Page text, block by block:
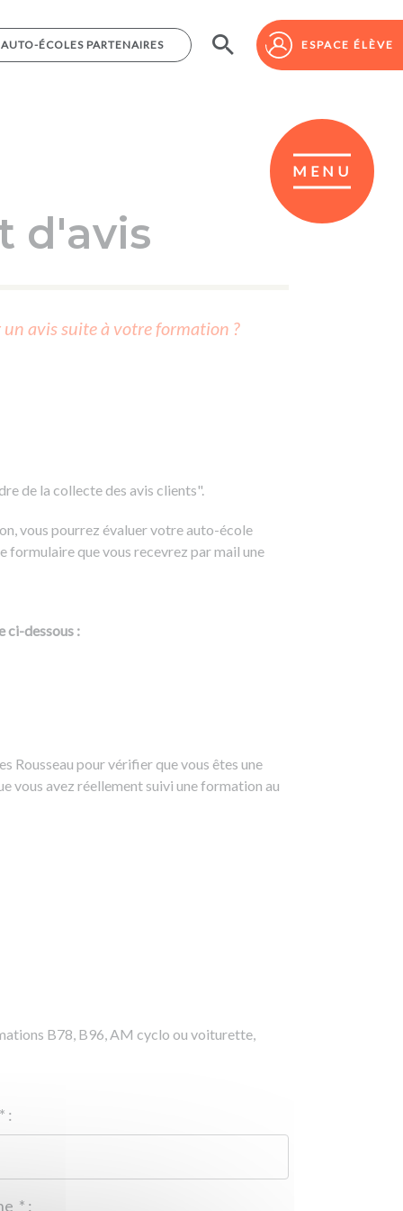
AUTO-ÉCOLES PARTENAIRES ESPACE ÉLÈVE
MENU
AUTO-ÉCOLES PARTENAIRES ESPACE ÉLÈVE
d'avis
avis suite à votre formation ?
de la collecte des avis clients".
vous pourrez évaluer votre auto-école
formulaire que vous recevrez par mail une
ci-dessous :
Rousseau pour vérifier que vous êtes une
vous avez réellement suivi une formation au
B78, B96, AM cyclo ou voiturette,
* :
* :